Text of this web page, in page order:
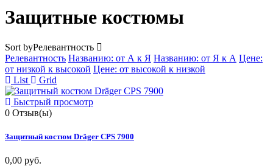
Защитные костюмы
Sort byРелевантность
Релевантность Названию: от А к Я Названию: от Я к А Цене:
от низкой к высокой Цене: от высокой к низкой
List
Grid
Быстрый просмотр
0 Отзыв(ы)
Защитный костюм Dräger CPS 7900
0,00 руб.